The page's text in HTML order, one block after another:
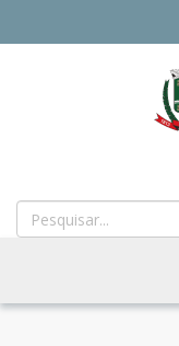
DE
VIANA